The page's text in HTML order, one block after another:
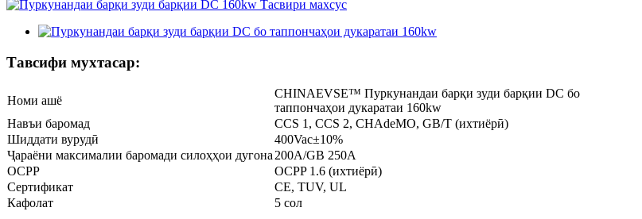
Тавсифи мухтасар:
Номи ашё
CHINAEVSE™️ Пуркунандаи барқи зуди барқии DC бо
таппончаҳои дукаратаи 160kw
Навъи баромад
CCS 1, CCS 2, CHAdeMO, GB/T (ихтиёрӣ)
Шиддати вурудӣ
400Vac±10%
Ҷараёни максималии баромади силоҳҳои дугона 200A/GB 250A
OCPP
OCPP 1.6 (ихтиёрӣ)
Сертификат
CE, TUV, UL
Кафолат
5 сол